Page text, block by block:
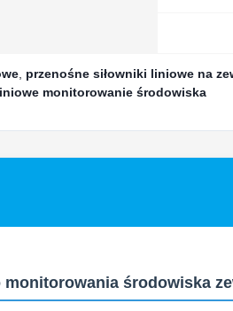
przenośne siłowniki liniowe na
monitorowanie środowiska
środowiska